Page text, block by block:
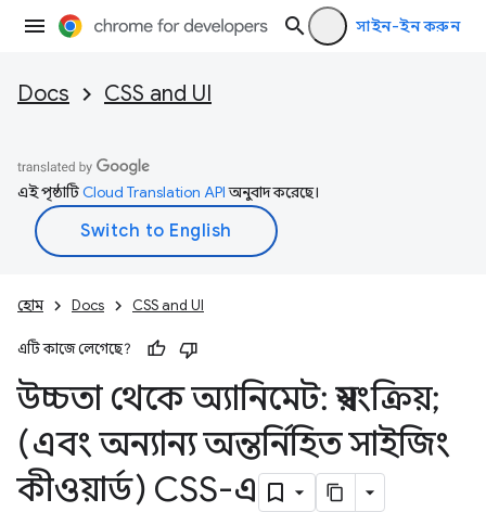
সাইন-ইন করুন
Docs CSS and UI
এই পৃষ্ঠাটিCloud Translation APIঅনুবাদ করেছে।
হোম Docs CSS and UI
এটি কাজে লেগেছে?
উচ্চতা থেকে অ্যানিমেট: স্বয়ংক্রিয়;
(এবং অন্যান্য অন্তর্নিহিত সাইজিং
কীওয়ার্ড) CSS-এ